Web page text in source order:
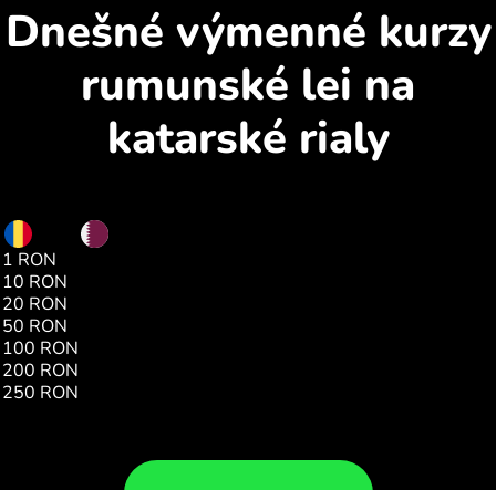
Dnešné výmenné kurzy
rumunské lei na
katarské rialy
1 RON
10 RON
20 RON
50 RON
100 RON
200 RON
250 RON